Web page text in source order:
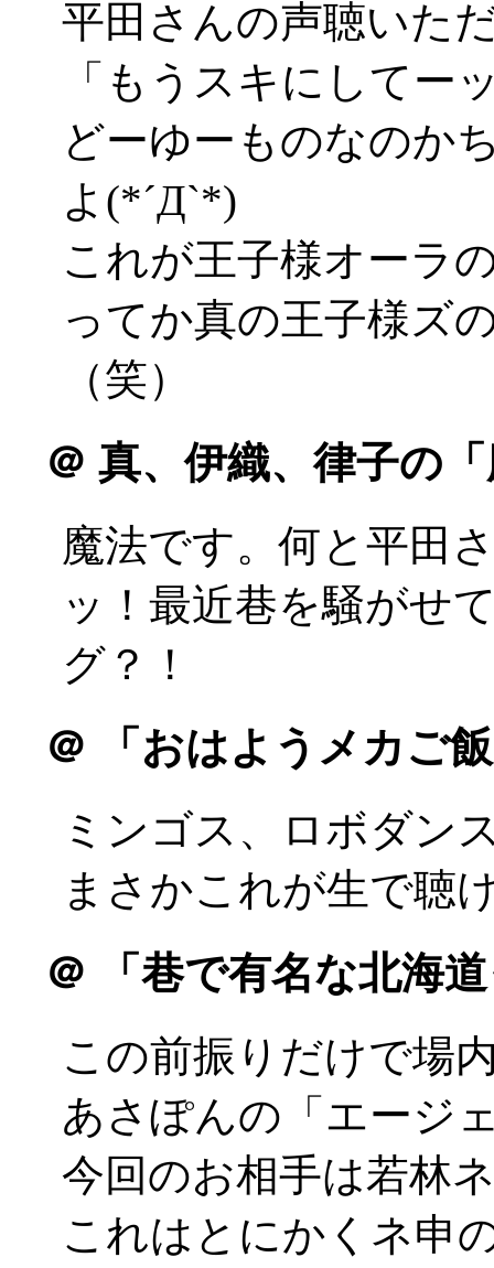
平田さんの声聴いた
「もうスキにしてー
どーゆーものなのか
よ(*´Д`*)
これが王子様オーラ
ってか真の王子様ズ
（笑）
＠ 真、伊織、律子の
魔法です。何と平田
ッ！最近巷を騒がせ
グ？！
＠ 「おはようメカご
ミンゴス、ロボダン
まさかこれが生で聴
＠ 「巷で有名な北海
この前振りだけで場
あさぽんの「エージ
今回のお相手は若林
これはとにかくネ申